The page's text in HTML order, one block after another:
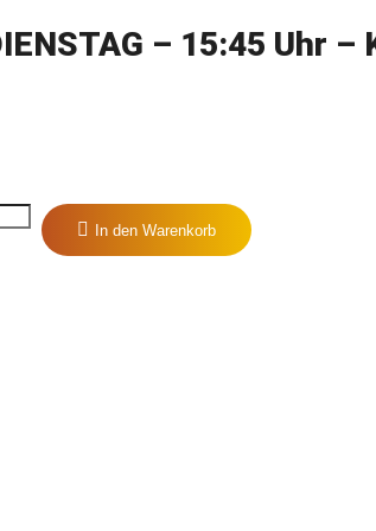
– 15:45 Uhr –
In den Warenkorb